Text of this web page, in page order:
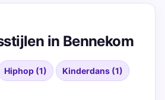
in Bennekom
Hiphop (1) Kinderdans (1)